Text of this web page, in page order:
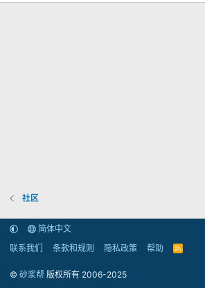
社区
简体中文
联系我们
条款和规则 隐私政策 帮助
R
© 砂浆帮 版权所有 2006-2025